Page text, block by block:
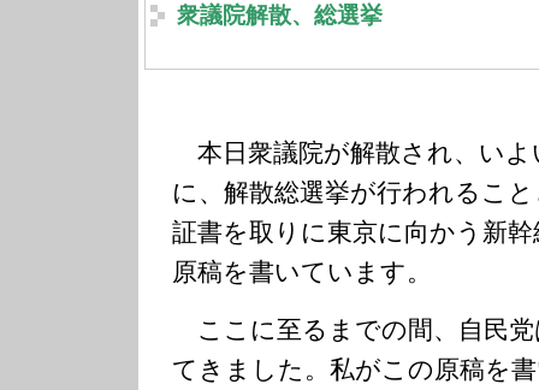
衆議院解散、総選挙
本日衆議院が解散され、いよ
に、解散総選挙が行われるこ
証書を取りに東京に向かう新
原稿を書いています。
ここに至るまでの間、自民
てきました。私がこの原稿を